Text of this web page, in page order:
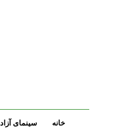
خانه سینمای آزاد